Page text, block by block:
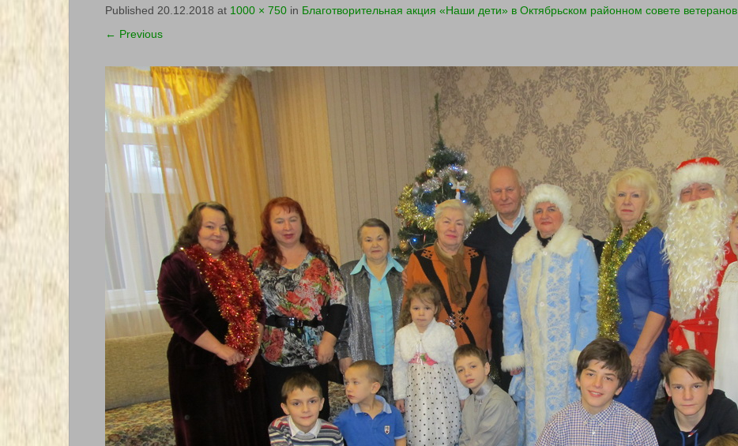
Published 20.12.2018 at 1000 × 750 in Благотворительная акция «Наши дети» в Октябрьском районном совете ветеранов.
← Previous